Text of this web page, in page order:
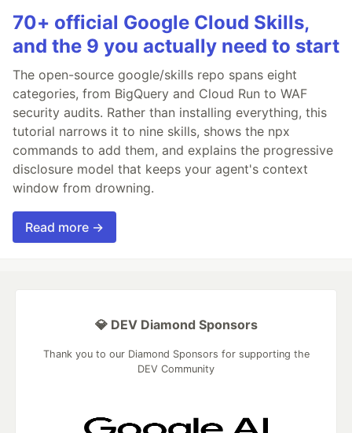
70+ official Google Cloud Skills,
and the 9 you actually need to start
The open-source google/skills repo spans eight
categories, from BigQuery and Cloud Run to WAF
security audits. Rather than installing everything, this
tutorial narrows it to nine skills, shows the npx
commands to add them, and explains the progressive
disclosure model that keeps your agent's context
window from drowning.
Read more →
💎 DEV Diamond Sponsors
Thank you to our Diamond Sponsors for supporting the
DEV Community